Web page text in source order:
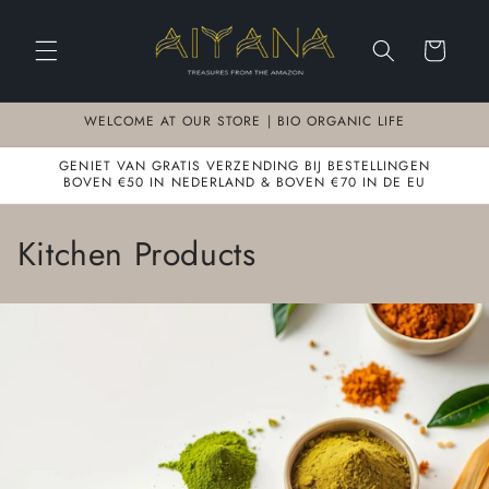
content Winkelwagen
WELCOME AT OUR STORE | BIO ORGANIC LIFE
GENIET VAN GRATIS VERZENDING BIJ BESTELLINGEN
BOVEN €50 IN NEDERLAND & BOVEN €70 IN DE EU
C
o
Kitchen Products